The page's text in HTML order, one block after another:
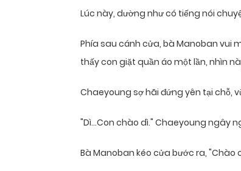
Lúc này, dường như có tiếng nói
Phía sau cánh cửa, bà Manoban vui
thấy con giặt quần áo một lần, nhìn
Chaeyoung sợ hãi đứng yên tại chỗ,
"Dì…Con chào dì." Chaeyoung ngây
Bà Manoban kéo cửa bước ra,